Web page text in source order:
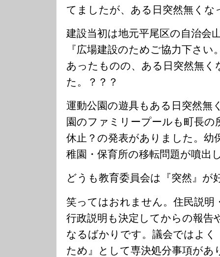
てましたが、ある日突然無く
建設当初は地元平尾区の自治会
『広場建設のためご協力下さ
あったものの、ある日突然無
た。？？？
運動公園の遊具もある日突然無
園のファミリープールも町長の
休止？の発表がありました。幼
稚園・保育所の移転問題が噴出
どうも教育委員会は『突然』が
笑ってはおれません。住民説明
行政説明も決定してからの報告
なるばかりです。議会ではよ
ため』として専決処分事項があ